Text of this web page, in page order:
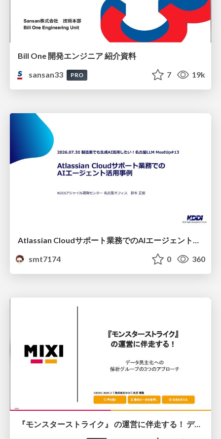
Bill One 開発エンジニア 紹介資料
sansan33
PRO 7 19k
smt7174
0 360
『モンスターストライク』 の運営に伴走する！ データ民主化への 解析グループの3つのアプローチ